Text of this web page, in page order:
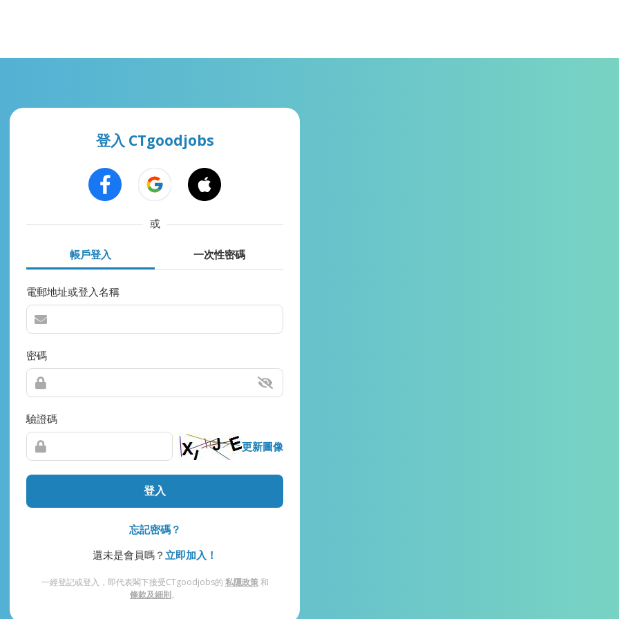
登入 CTgoodjobs
或
帳戶登入 一次性密碼
電郵地址或登入名稱
密碼
驗證碼
更新圖像
登入
忘記密碼？
還未是會員嗎？ 立即加入！
一經登記或登入，即代表閣下接受CTgoodjobs的 私隱政策和
條款及細則。